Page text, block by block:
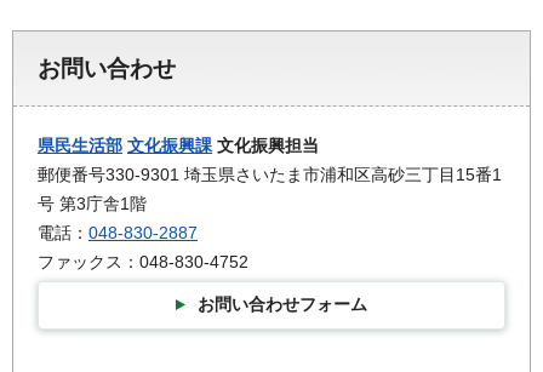
お問い合わせ
県民生活部 文化振興課 文化振興担当
郵便番号330-9301 埼玉県さいたま市浦和区高砂三丁目15番1
号 第3庁舎1階
電話： 048-830-2887
ファックス：048-830-4752
お問い合わせフォーム